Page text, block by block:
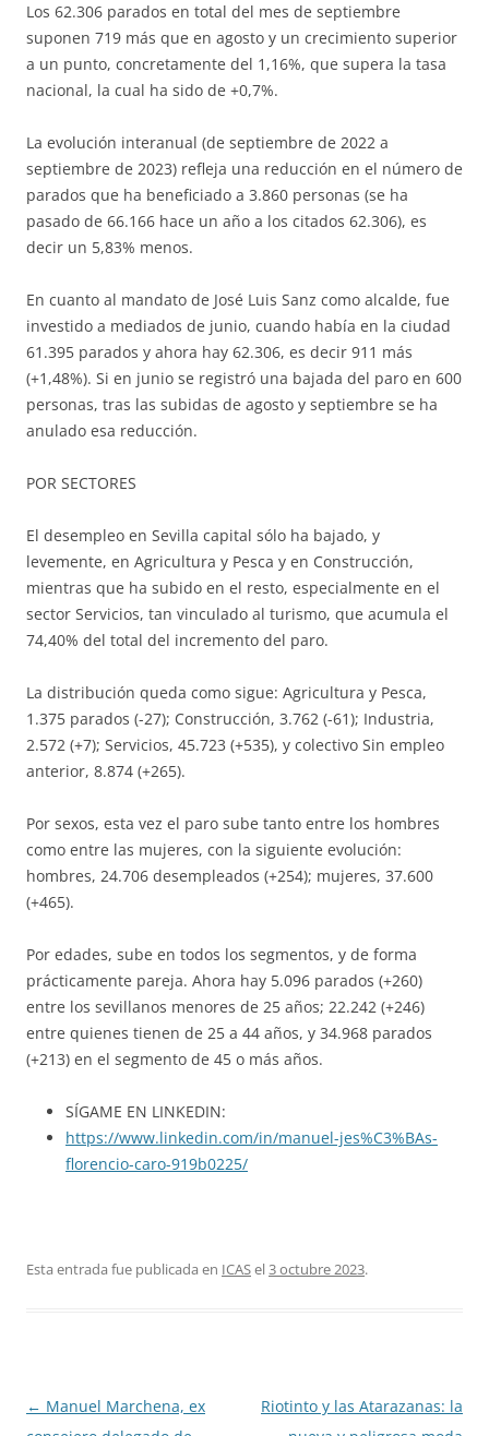
Los 62.306 parados en total del mes de septiembre
suponen 719 más que en agosto y un crecimiento superior
a un punto, concretamente del 1,16%, que supera la tasa
nacional, la cual ha sido de +0,7%.
La evolución interanual (de septiembre de 2022 a
septiembre de 2023) refleja una reducción en el número de
parados que ha beneficiado a 3.860 personas (se ha
pasado de 66.166 hace un año a los citados 62.306), es
decir un 5,83% menos.
En cuanto al mandato de José Luis Sanz como alcalde, fue
investido a mediados de junio, cuando había en la ciudad
61.395 parados y ahora hay 62.306, es decir 911 más
(+1,48%). Si en junio se registró una bajada del paro en 600
personas, tras las subidas de agosto y septiembre se ha
anulado esa reducción.
POR SECTORES
El desempleo en Sevilla capital sólo ha bajado, y
levemente, en Agricultura y Pesca y en Construcción,
mientras que ha subido en el resto, especialmente en el
sector Servicios, tan vinculado al turismo, que acumula el
74,40% del total del incremento del paro.
La distribución queda como sigue: Agricultura y Pesca,
1.375 parados (-27); Construcción, 3.762 (-61); Industria,
2.572 (+7); Servicios, 45.723 (+535), y colectivo Sin empleo
anterior, 8.874 (+265).
Por sexos, esta vez el paro sube tanto entre los hombres
como entre las mujeres, con la siguiente evolución:
hombres, 24.706 desempleados (+254); mujeres, 37.600
(+465).
Por edades, sube en todos los segmentos, y de forma
prácticamente pareja. Ahora hay 5.096 parados (+260)
entre los sevillanos menores de 25 años; 22.242 (+246)
entre quienes tienen de 25 a 44 años, y 34.968 parados
(+213) en el segmento de 45 o más años.
SÍGAME EN LINKEDIN:
https://www.linkedin.com/in/manuel-jes%C3%BAs-
florencio-caro-919b0225/
Esta entrada fue publicada en ICASel3 octubre 2023.
Navegación
← Manuel Marchena, ex
Riotinto y las Atarazanas: la